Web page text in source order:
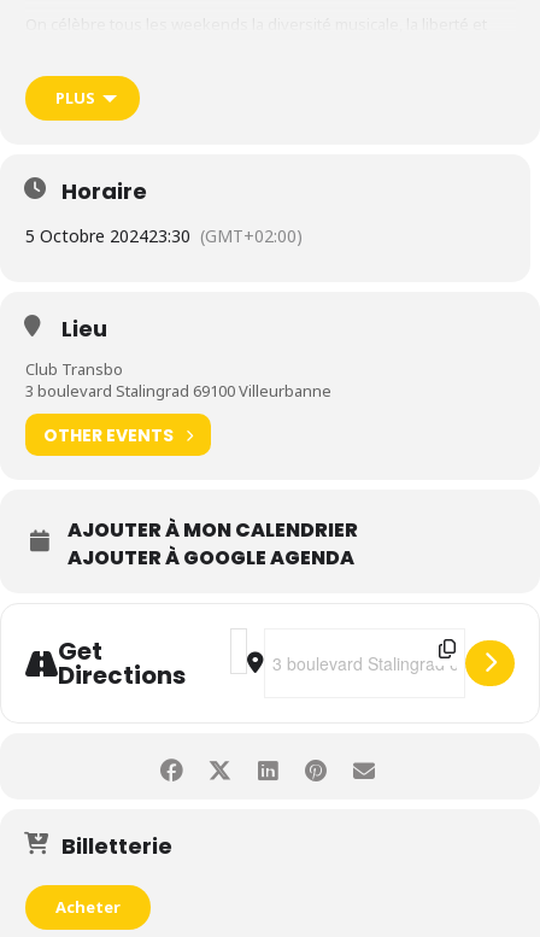
◆ Samedi 5 octobre 2024 (23h30) au Club Transbo • LYON
PLUS
Horaire
5 Octobre 202423:30 (GMT+02:00)
Lieu
Club Transbo
3 boulevard Stalingrad 69100 Villeurbanne
OTHER EVENTS
AJOUTER À MON CALENDRIER
AJOUTER À GOOGLE AGENDA
Get
Directions
Address - Madame Arthur • Club
Destination Address - Madame
Billetterie
Acheter